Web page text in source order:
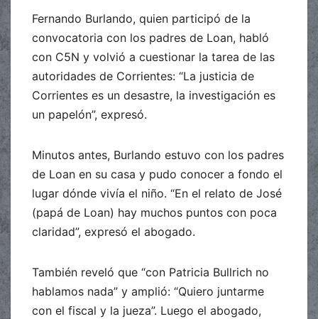
Fernando Burlando, quien participó de la
convocatoria con los padres de Loan, habló
con C5N y volvió a cuestionar la tarea de las
autoridades de Corrientes: “La justicia de
Corrientes es un desastre, la investigación es
un papelón”, expresó.
Minutos antes, Burlando estuvo con los padres
de Loan en su casa y pudo conocer a fondo el
lugar dónde vivía el niño. “En el relato de José
(papá de Loan) hay muchos puntos con poca
claridad”, expresó el abogado.
También reveló que “con Patricia Bullrich no
hablamos nada” y amplió: “Quiero juntarme
con el fiscal y la jueza”. Luego el abogado,